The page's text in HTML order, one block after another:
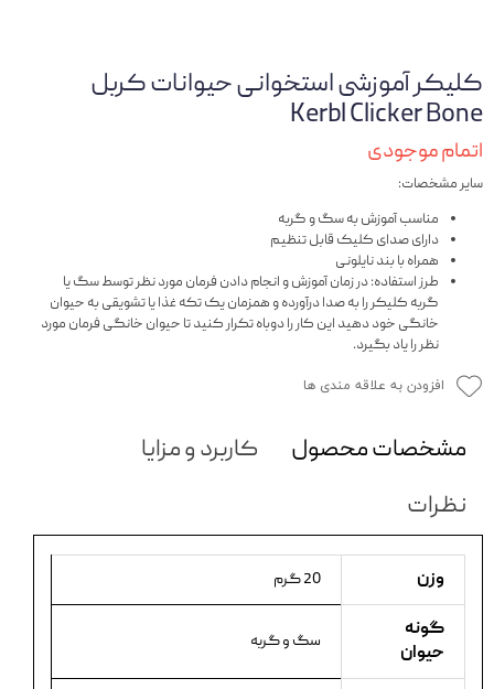
کلیکر آموزشی استخوانی حیوانات کربل
Kerbl Clicker Bone
اتمام موجودی
سایر مشخصات:
مناسب آموزش به سگ و گربه
دارای صدای کلیک قابل تنظیم
همراه با بند نایلونی
طرز استفاده: در زمان آموزش و انجام دادن فرمان مورد نظر توسط سگ یا
گربه کلیکر را به صدا درآورده و همزمان یک تکه غذا یا تشویقی به حیوان
خانگی خود دهید این کار را دوباه تکرار کنید تا حیوان خانگی فرمان مورد
نظر را یاد بگیرد.
افزودن به علاقه مندی ها
مشخصات محصول
کاربرد و مزایا
نظرات
وزن 20 گرم
گونه
حیوان
سگ و گربه